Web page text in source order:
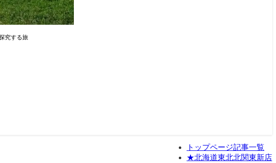
究する旅
トップページ記事一覧
★北海道東北北関東新店